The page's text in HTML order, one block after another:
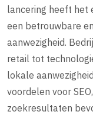
lancering heeft het
een betrouwbare
aanwezigheid.
retail tot
lokale
voordelen voor
zoekresultaten